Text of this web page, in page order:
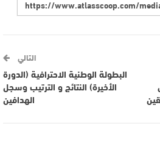
التالي
البطولة الوطنية الاحترافية (الدورة
الأخيرة) النتائج و الترتيب وسجل
الهدافين